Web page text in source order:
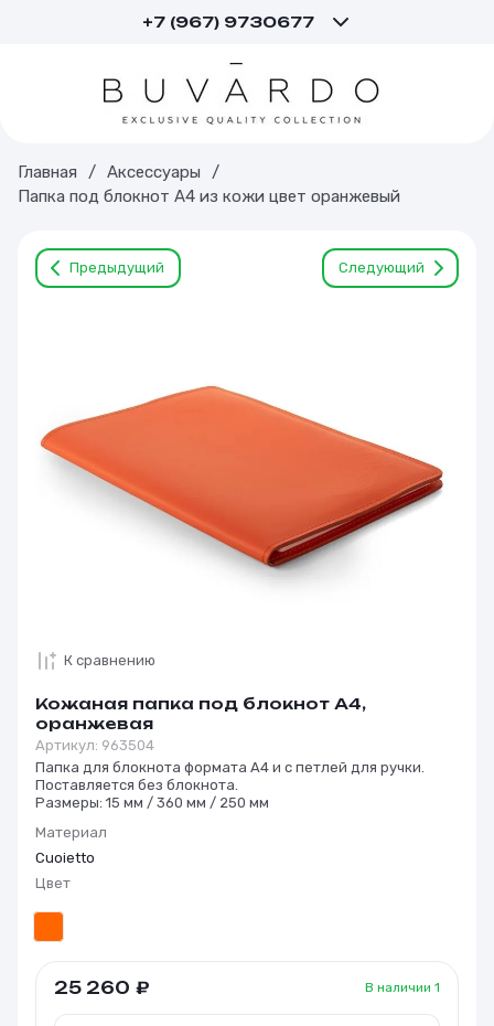
+7 (967) 9730677
Главная / Аксессуары
/
Папка под блокнот А4 из кожи цвет оранжевый
Предыдущий Следующий
Кожаная папка под блокнот А4,
оранжевая
Артикул: 963504
Папка для блокнота формата А4 и с петлей для ручки.
Поставляется без блокнота.
Размеры: 15 мм / 360 мм / 250 мм
Материал
Cuoietto
Цвет
В наличии 1
25 260 ₽
К сравнению